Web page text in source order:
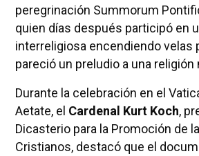
peregrinación Summorum
quien días después participó en
interreligiosa encendiendo velas
pareció un preludio a una religión
Durante la celebración en el
Aetate, el Cardenal Kurt Koch,
Dicasterio para la Promoción de
Cristianos, destacó que el